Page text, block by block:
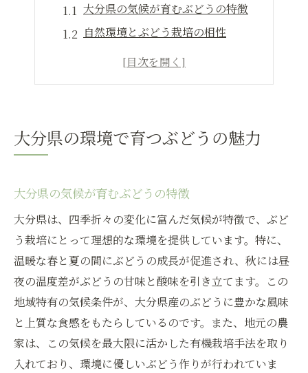
大分県の気候が育むぶどうの特徴
自然環境とぶどう栽培の相性
大分県産ぶどうの風味の秘密
地元で人気のぶどう販売手法とは
地元市場でのぶどうの人気理由
ぶどう販売を支える地域の力
消費者に人気の販売方法とは
地元ならではのぶどう販売の魅力
販売戦略がぶどうの魅力を高める
大分県のぶどう栽培の秘密に迫る
大分県独自のぶどう栽培方法
成功するぶどう栽培の秘訣
大分県の環境で育つぶどうの魅力
大分県の気候が育むぶどうの特徴
大分県は、四季折々の変化に富んだ気候が特徴で、ぶど
う栽培にとって理想的な環境を提供しています。特に、
温暖な春と夏の間にぶどうの成長が促進され、秋には昼
夜の温度差がぶどうの甘味と酸味を引き立てます。この
地域特有の気候条件が、大分県産のぶどうに豊かな風味
と上質な食感をもたらしているのです。また、地元の農
家は、この気候を最大限に活かした有機栽培手法を取り
入れており、環境に優しいぶどう作りが行われていま